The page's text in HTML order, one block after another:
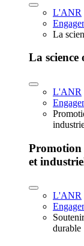
L'ANR
La
La science
L'ANR
Promotion
et
L'ANR
durable